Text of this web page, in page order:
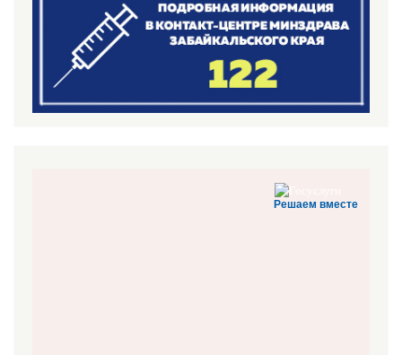
Решаем вместе